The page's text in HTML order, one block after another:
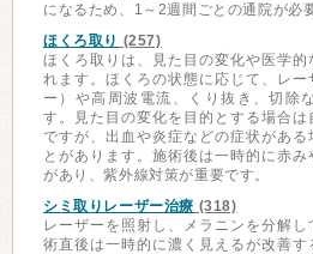
になるため、1～2週間ごとの通院が必
ほくろ取り (257)
ほくろ取りは、見た目の変化や医学
れます。ほくろの状態に応じて、レ
ー）や高周波電流、くり抜き、切除
す。見た目の変化を目的とする場合は
ですが、出血や炎症などの症状がある
とがあります。施術後は一時的に赤み
があり、紫外線対策が重要です。
シミ取りレーザー治療 (318)
レーザーを照射し、メラニンを分解
術直後は一時的に濃く見えるが改善す